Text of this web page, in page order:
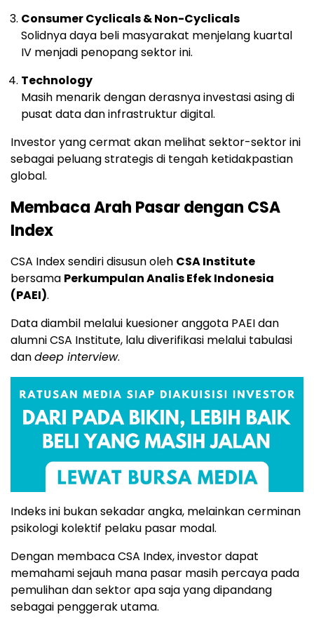
Consumer Cyclicals & Non-Cyclicals
Solidnya daya beli masyarakat menjelang kuartal
IV menjadi penopang sektor ini.
Technology
Masih menarik dengan derasnya investasi asing di
pusat data dan infrastruktur digital.
Investor yang cermat akan melihat sektor-sektor ini
sebagai peluang strategis di tengah ketidakpastian
global.
Membaca Arah Pasar dengan CSA
Index
CSA Index sendiri disusun oleh CSA Institute
bersama Perkumpulan Analis Efek Indonesia
(PAEI).
Data diambil melalui kuesioner anggota PAEI dan
alumni CSA Institute, lalu diverifikasi melalui tabulasi
dandeep interview.
Indeks ini bukan sekadar angka, melainkan cerminan
psikologi kolektif pelaku pasar modal.
Dengan membaca CSA Index, investor dapat
memahami sejauh mana pasar masih percaya pada
pemulihan dan sektor apa saja yang dipandang
sebagai penggerak utama.